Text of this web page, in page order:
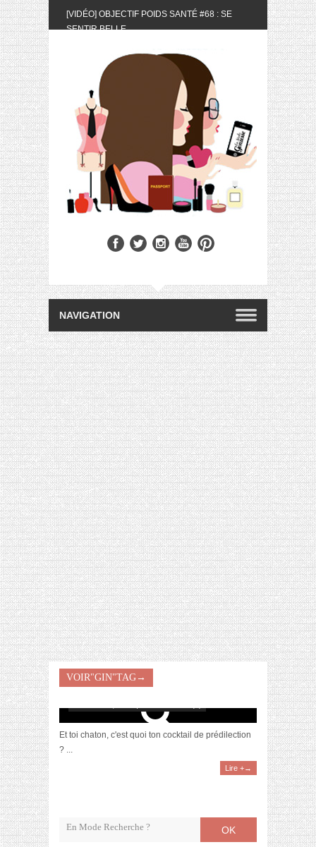
[VIDÉO] OBJECTIF POIDS SANTÉ #68 : SE
SENTIR BELLE
MOIS DE MAI 2024
[VIDÉO] UNBOXING : LES MY LITTLE &
BIOTYFULL BOX DU MOIS DE MAI 2024 FEAT.
AKILA
[VIDÉO] LA SÉLECTION DU MOIS #AVRIL2024
[VIDÉO] QUITOQUE #10 : MEAL PREP &
CONVIVIALITÉ
[VIDÉO] UNBOXING : LES MY LITTLE &
BIOTYFULL BOX DU MOIS D’AVRIL 2024
FEAT. AKILA
[VIDÉO] OBJECTIF POIDS SANTÉ #67 : L’AVIS
[VIDÉO] UNBOXING : LES MY LITTLE &
[VIDÉO] LA SÉLECTION DU MOIS
#JANVIER2024
RECETTES RISOTTO
VOIR"GIN"TAG→
[Recette] Mon cocktail de non-anniversaire
Et toi chaton, c'est quoi ton cocktail de prédilection
? ...
Lire +→
OK